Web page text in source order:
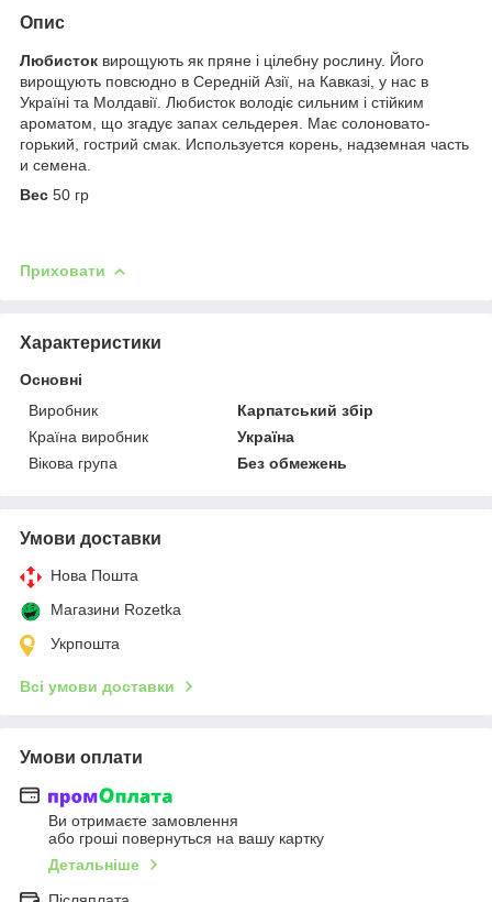
Опис
Любисток вирощують як пряне і цілебну рослину. Його
вирощують повсюдно в Середній Азії, на Кавказі, у нас в
Україні та Молдавії. Любисток володіє сильним і стійким
ароматом, що згадує запах сельдерея. Має солоновато-
горький, гострий смак. Используется корень, надземная часть
и семена.
Вес 50 гр
Приховати
Характеристики
Основні
Виробник
Карпатський збір
Країна виробник
Україна
Вікова група
Без обмежень
Умови доставки
Нова Пошта
Магазини Rozetka
Укрпошта
Всі умови доставки
Умови оплати
Ви отримаєте замовлення
або гроші повернуться на вашу картку
Детальніше